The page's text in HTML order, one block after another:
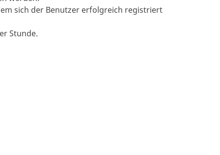
sich der Benutzer erfolgreich registriert
Stunde.